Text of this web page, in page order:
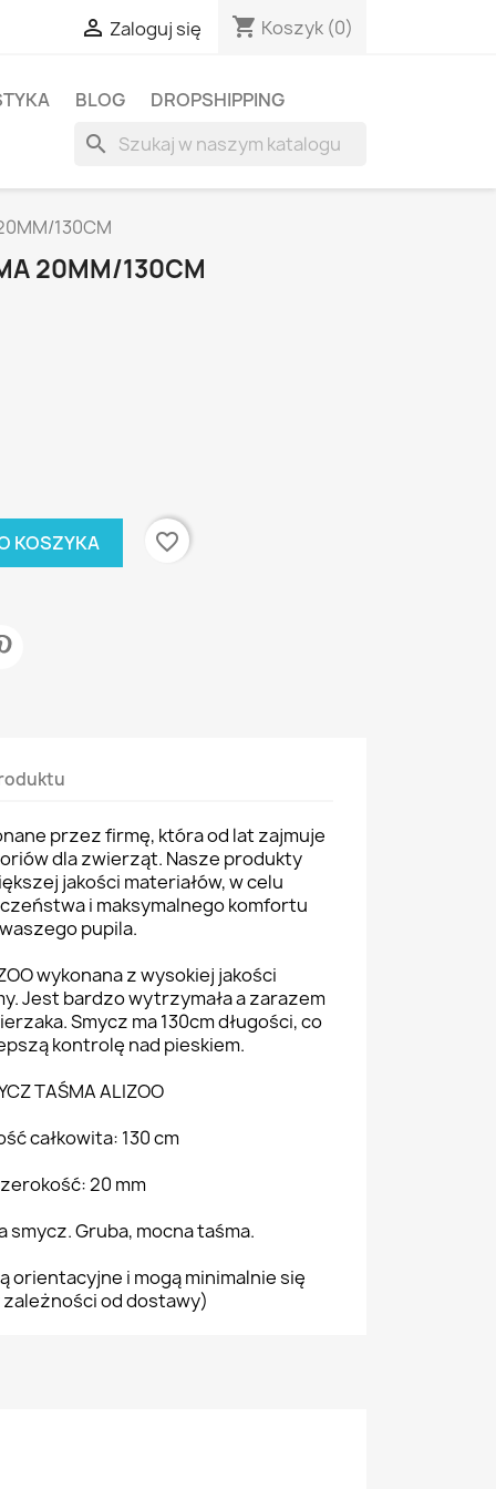
 Zaloguj się shopping_cart Koszyk (0)
BLOG DROPSHIPPING
search
130CM
20MM/130CM
KOSZYKA favorite_border
przez firmę, która od lat zajmuje
dla zwierząt. Nasze produkty
jakości materiałów, w celu
i maksymalnego komfortu
waszego pupila.
wykonana z wysokiej jakości
Jest bardzo wytrzymała a zarazem
Smycz ma 130cm długości, co
kontrolę nad pieskiem.
TAŚMA ALIZOO
całkowita: 130 cm
20 mm
smycz. Gruba, mocna taśma.
orientacyjne i mogą minimalnie się
od dostawy)